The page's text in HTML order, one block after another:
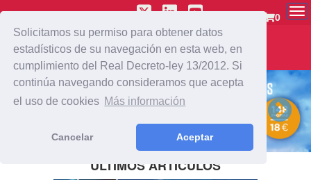
Solicitamos su permiso para obtener datos
estadísticos de su navegación en esta web, en
cumplimiento del Real Decreto-ley 13/2012. Si
continúa navegando consideramos que acepta
el uso de cookies Más información
Cancelar Aceptar
0
ÚLTIMOS ARTÍCULOS